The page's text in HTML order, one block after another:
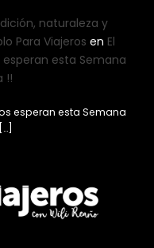
naturaleza y
Para Viajeros en El
esta Semana
!!
esperan esta Semana